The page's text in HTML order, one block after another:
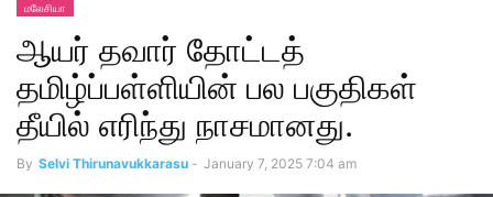
மலேசியா
ஆயர் தவார் தோட்டத்
தமிழ்ப்பள்ளியின் பல பகுதிகள்
தீயில் எரிந்து நாசமானது.
By Selvi Thirunavukkarasu - January 7, 2025 7:04 am